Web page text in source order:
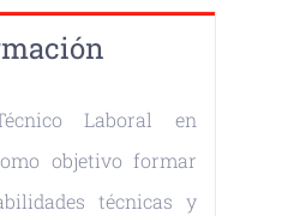
Laboral en
objetivo formar
técnicas y